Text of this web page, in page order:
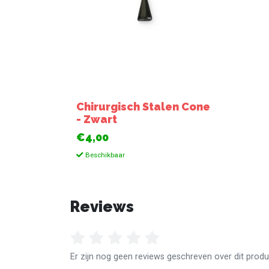
Chirurgisch Stalen Cone
- Zwart
€4,00
Beschikbaar
Reviews
Er zijn nog geen reviews geschreven over dit